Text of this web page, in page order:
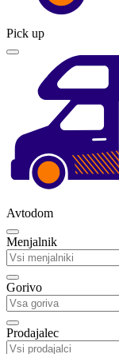
Pick up
Avtodom
Menjalnik
Gorivo
Prodajalec